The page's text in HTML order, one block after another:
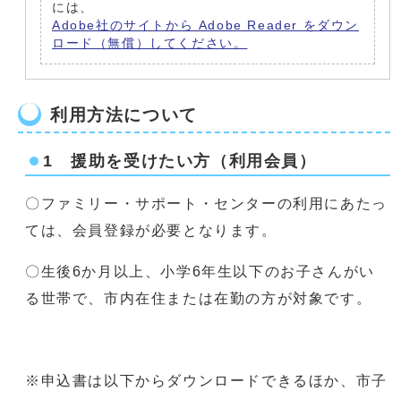
には、
Adobe社のサイトから Adobe Reader をダウン
ロード（無償）してください。
利用方法について
1 援助を受けたい方（利用会員）
〇ファミリー・サポート・センターの利用にあたっ
ては、会員登録が必要となります。
〇生後6か月以上、小学6年生以下のお子さんがい
る世帯で、市内在住または在勤の方が対象です。
※申込書は以下からダウンロードできるほか、市子